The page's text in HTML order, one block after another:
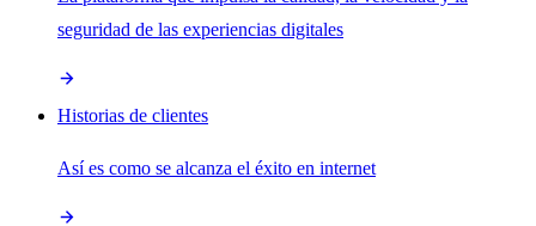
seguridad de las experiencias digitales
Historias de clientes
Así es como se alcanza el éxito en internet